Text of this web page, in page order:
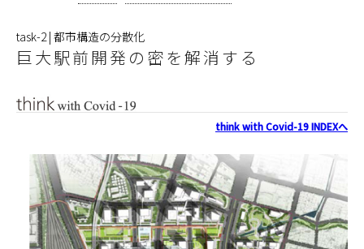
PROJECTS
NEWS
CORPORATE
RECRUIT
task-2 | 都市構造の分散化
巨大駅前開発の密を解消する​
think with Covid-19 INDEXへ